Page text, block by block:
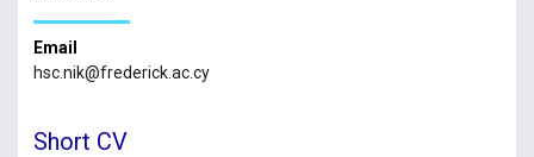
Email
hsc.nik@frederick.ac.cy
Short CV